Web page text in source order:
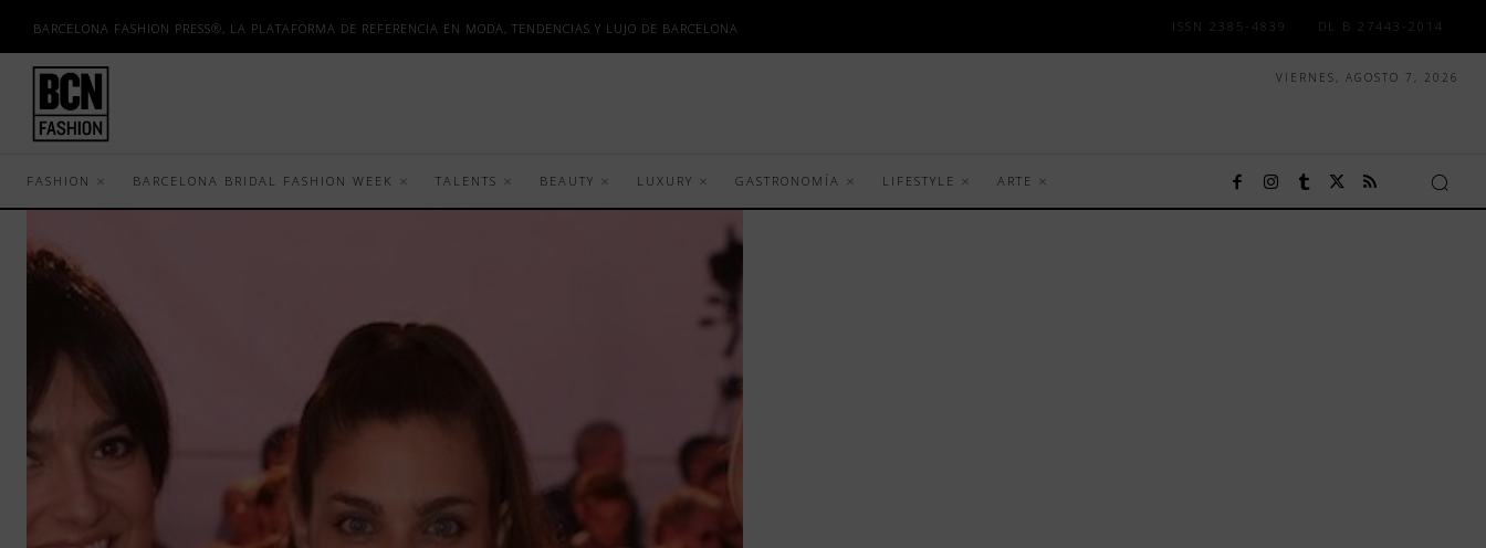
BARCELONA FASHION PRESS®, LA PLATAFORMA DE REFERENCIA EN MODA, TENDENCIAS Y LUJO DE BARCELONA ISSN 2385-4839 DL B 27443-2014
VIERNES, AGOSTO 7, 2026
FASHION BARCELONA BRIDAL FASHION WEEK TALENTS BEAUTY LUXURY GASTRONOMÍA LIFESTYLE ARTE